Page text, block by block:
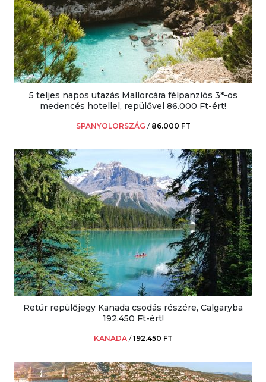
5 teljes napos utazás Mallorcára félpanziós 3*-os
medencés hotellel, repülővel 86.000 Ft-ért!
SPANYOLORSZÁG / 86.000 FT
Retúr repülőjegy Kanada csodás részére, Calgaryba
192.450 Ft-ért!
KANADA /192.450 FT